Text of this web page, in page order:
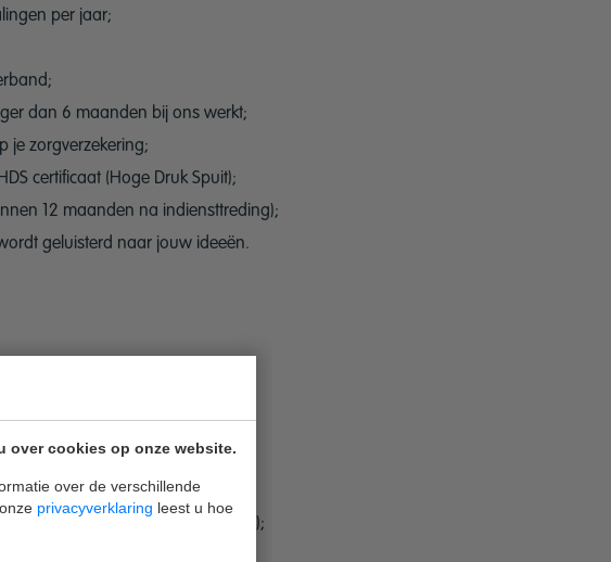
over cookies op onze website.
over de verschillende
privacyverklaring leest u hoe
per jaar;
dan 6 maanden bij ons werkt;
je zorgverzekering;
certificaat (Hoge Druk Spuit);
12 maanden na indiensttreding);
geluisterd naar jouw ideeën.
of bereid deze te halen;
het visitekaartje van onze klant(en);